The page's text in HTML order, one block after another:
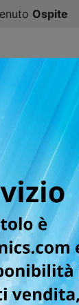
Ospite
#ILOVEMANGA